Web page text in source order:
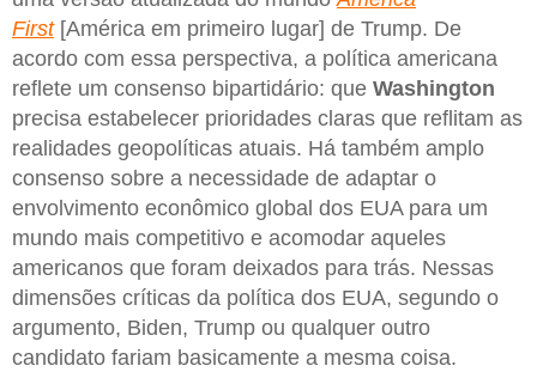
First[América em primeiro lugar] de Trump. De
acordo com essa perspectiva, a política americana
reflete um consenso bipartidário: que Washington
precisa estabelecer prioridades claras que reflitam as
realidades geopolíticas atuais. Há também amplo
consenso sobre a necessidade de adaptar o
envolvimento econômico global dos EUA para um
mundo mais competitivo e acomodar aqueles
americanos que foram deixados para trás. Nessas
dimensões críticas da política dos EUA, segundo o
argumento, Biden, Trump ou qualquer outro
candidato fariam basicamente a mesma coisa.